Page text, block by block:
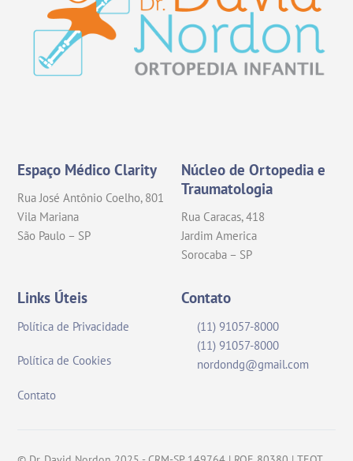
Espaço Médico Clarity
Rua José Antônio Coelho, 801
Vila Mariana
São Paulo – SP
Núcleo de Ortopedia e
Traumatologia
Rua Caracas, 418
Jardim America
Sorocaba – SP
Links Úteis
Política de Privacidade
Política de Cookies
Contato
Contato
(11) 91057-8000
(11) 91057-8000
nordondg@gmail.com